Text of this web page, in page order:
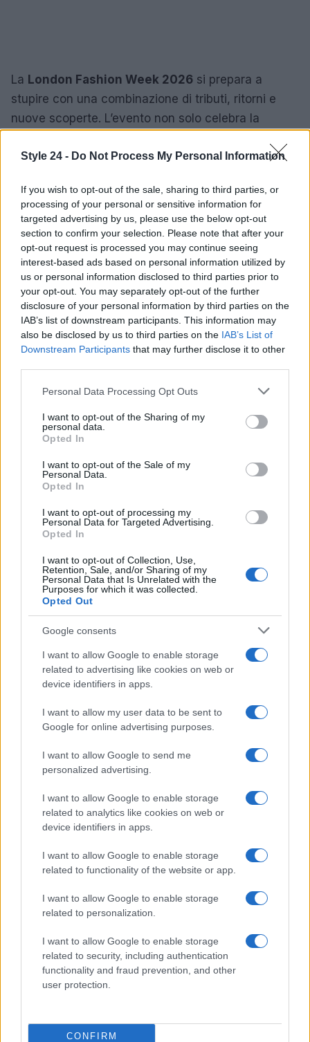
Style 24 - Do Not Process My Personal Information
If you wish to opt-out of the sale, sharing to third parties, or
processing of your personal or sensitive information for
targeted advertising by us, please use the below opt-out
section to confirm your selection. Please note that after your
opt-out request is processed you may continue seeing
interest-based ads based on personal information utilized by
us or personal information disclosed to third parties prior to
your opt-out. You may separately opt-out of the further
disclosure of your personal information by third parties on the
IAB’s list of downstream participants. This information may
also be disclosed by us to third parties on the IAB’s List of
Downstream Participants that may further disclose it to other
Please note that this website/app uses one or more Google
not limited to your visit or usage behaviour. You may click to
grant or deny consent to Google and its third-party tags to
use your data for below specified purposes in below Google
consent section.
Personal Data Processing Opt Outs
I want to opt-out of the Sharing of my
personal data.
Opted In
I want to opt-out of the Sale of my
Personal Data.
Opted In
I want to opt-out of processing my
Personal Data for Targeted Advertising.
Opted In
I want to opt-out of Collection, Use,
Retention, Sale, and/or Sharing of my
Personal Data that Is Unrelated with the
Purposes for which it was collected.
Opted Out
Google consents
I want to allow Google to enable storage
related to advertising like cookies on web or
device identifiers in apps.
I want to allow my user data to be sent to
Google for online advertising purposes.
I want to allow Google to send me
personalized advertising.
I want to allow Google to enable storage
related to analytics like cookies on web or
device identifiers in apps.
I want to allow Google to enable storage
related to functionality of the website or app.
I want to allow Google to enable storage
related to personalization.
I want to allow Google to enable storage
related to security, including authentication
functionality and fraud prevention, and other
user protection.
CONFIRM
La London Fashion Week 2026 si prepara a
stupire con una combinazione di tributi, ritorni e
nuove scoperte. L’evento non solo celebra la
uno spazio per l’innovazione e la creatività,
futuro del settore.
AUTORE
Staff
Continua a leggere
Zalando Visionary Award: INSTITUTION di Galib
Gassanoff vince a Copenhagen
LIFESTYLE